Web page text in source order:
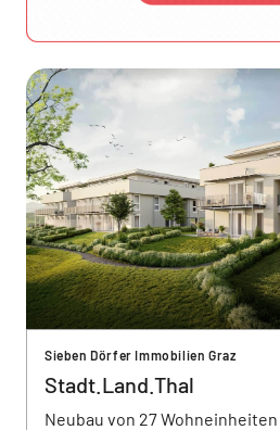
Sieben Dörfer Immobilien Graz
Stadt.Land.Thal
Neubau von 27 Wohneinheiten